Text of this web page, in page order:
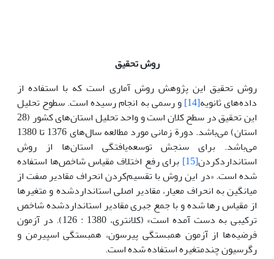
روش تحقیق
روش تحقیق ‌این پژوهش روش آماری است که با استفاده از
داده‌های ثانویه[14]
و رسمی به انجام رسیده است. سطوح تحلیل
‌این تحقیق در سطح کلان است و واحد تحلیل استان‌های کشور (28
استان) می‌باشد. دورة زمانی مورد مطالعه سال‌های 1376 تا 1380
می‌باشد. برای سنجش توسعه‌یافتگی استان‌ها از روش
استانداردکردن[15]
برای رفع اختلاف مقیاس شاخص‌ها استفاده
شده است. «در ‌این روش با تقسیم‌کردن انحراف مقادیر صفت از
میانگین به انحراف معیار، مقادیر اصلی استانداردشده و متغیرها
از مقیاس رها شده و با جمع جبری مقادیر استانداردشده شاخص
ترکیبی به دست آمده است» (کلانتری، 1380 : 126). در آزمون
فرضیه‌ها از آزمون همبستگی پیرسون، همبستگی اسپیرمن و
رگرسیون چندمتغیره استفاده شده است.